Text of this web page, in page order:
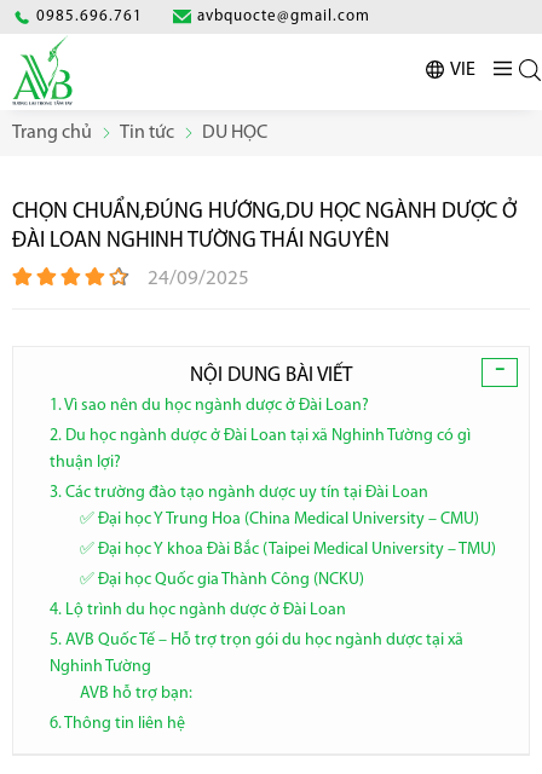
0985.696.761 avbquocte@gmail.com
VIE
Trang chủ Tin tức DU HỌC
CHỌN CHUẨN,ĐÚNG HƯỚNG,DU HỌC NGÀNH DƯỢC Ở
ĐÀI LOAN NGHINH TƯỜNG THÁI NGUYÊN
24/09/2025
-
NỘI DUNG BÀI VIẾT
1. Vì sao nên du học ngành dược ở Đài Loan?
2. Du học ngành dược ở Đài Loan tại xã Nghinh Tường có gì
thuận lợi?
3. Các trường đào tạo ngành dược uy tín tại Đài Loan
✅ Đại học Y Trung Hoa (China Medical University – CMU)
✅ Đại học Y khoa Đài Bắc (Taipei Medical University – TMU)
✅ Đại học Quốc gia Thành Công (NCKU)
4. Lộ trình du học ngành dược ở Đài Loan
5. AVB Quốc Tế – Hỗ trợ trọn gói du học ngành dược tại xã
Nghinh Tường
AVB hỗ trợ bạn:
6. Thông tin liên hệ